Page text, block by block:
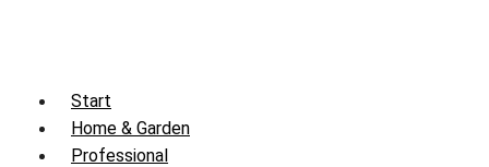
Start
Home & Garden
Professional